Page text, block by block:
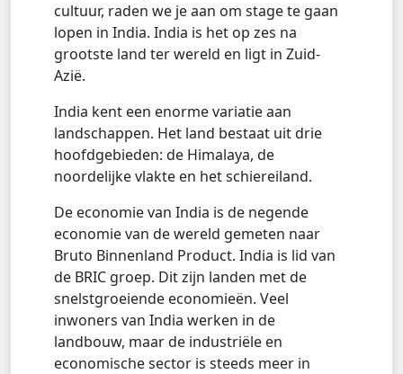
cultuur, raden we je aan om stage te gaan
lopen in India. India is het op zes na
grootste land ter wereld en ligt in Zuid-
Azië.
India kent een enorme variatie aan
landschappen. Het land bestaat uit drie
hoofdgebieden: de Himalaya, de
noordelijke vlakte en het schiereiland.
De economie van India is de negende
economie van de wereld gemeten naar
Bruto Binnenland Product. India is lid van
de BRIC groep. Dit zijn landen met de
snelstgroeiende economieën. Veel
inwoners van India werken in de
landbouw, maar de industriële en
economische sector is steeds meer in